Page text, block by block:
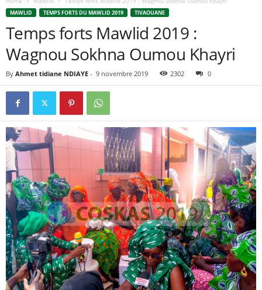
MAWLID TEMPS FORTS DU MAWLID 2019 TIVAOUANE
Temps forts Mawlid 2019 :
Wagnou Sokhna Oumou Khayri
By Ahmet tidiane NDIAYE - 9 novembre 2019 2302 0